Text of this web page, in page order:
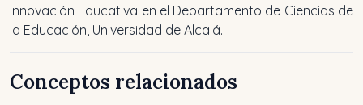
Innovación Educativa en el Departamento de Ciencias de
la Educación, Universidad de Alcalá.
Conceptos relacionados